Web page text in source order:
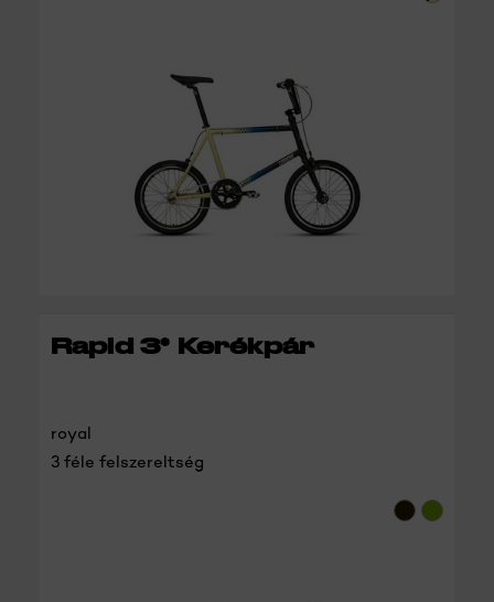
Rapid 3* Kerékpár
royal
3 féle felszereltség